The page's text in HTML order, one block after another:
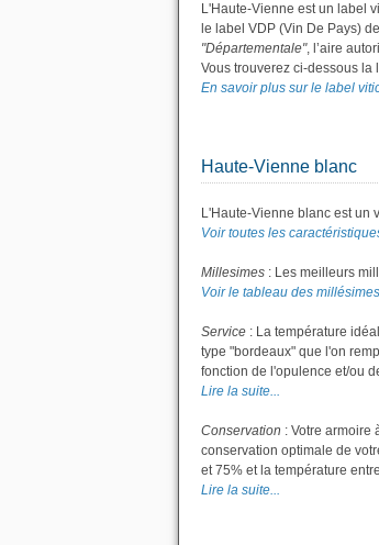
L'Haute-Vienne est un label
le label VDP (Vin De Pays)
"Départementale", l’aire
Vous trouverez ci-dessous
En savoir plus sur le label
Haute-Vienne blanc
L'Haute-Vienne blanc est un
Voir toutes les
Millesimes : Les meilleurs
Voir le tableau des millésimes
Service : La température
type "bordeaux" que l'on
fonction de l'opulence et/ou
Lire la suite...
Conservation : Votre armoire
conservation optimale de
et 75% et la température
Lire la suite...